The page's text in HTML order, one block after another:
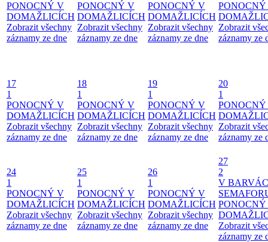
PONOCNÝ V
DOMAŽLICÍCH
Zobrazit všechny
záznamy ze dne
PONOCNÝ V
DOMAŽLICÍCH
Zobrazit všechny
záznamy ze dne
PONOCNÝ V
DOMAŽLICÍCH
Zobrazit všechny
záznamy ze dne
Zobrazit
záznamy ze
17
1
PONOCNÝ V
DOMAŽLICÍCH
Zobrazit všechny
záznamy ze dne
18
1
PONOCNÝ V
DOMAŽLICÍCH
Zobrazit všechny
záznamy ze dne
19
1
PONOCNÝ V
DOMAŽLICÍCH
Zobrazit všechny
záznamy ze dne
20
1
Zobrazit
záznamy ze
24
1
PONOCNÝ V
DOMAŽLICÍCH
Zobrazit všechny
záznamy ze dne
25
1
PONOCNÝ V
DOMAŽLICÍCH
Zobrazit všechny
záznamy ze dne
26
1
PONOCNÝ V
DOMAŽLICÍCH
Zobrazit všechny
záznamy ze dne
27
2
V
Zobrazit
záznamy ze